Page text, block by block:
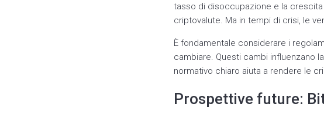
tasso di disoccupazione e la crescita
criptovalute. Ma in tempi di crisi, le
È fondamentale considerare i
cambiare. Questi cambi influenzano
normativo chiaro aiuta a rendere le
Prospettive future: